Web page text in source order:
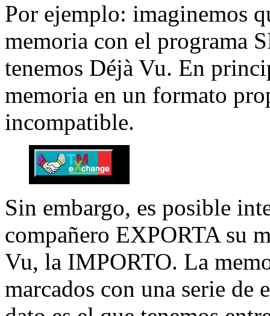
Por ejemplo: imaginemos
memoria con el programa
tenemos Déjà Vu. En
memoria en un formato
incompatible.
Sin embargo, es posible
compañero EXPORTA su
Vu, la IMPORTO. La
marcados con una serie de